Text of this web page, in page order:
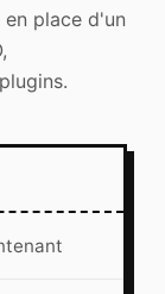
place d'un